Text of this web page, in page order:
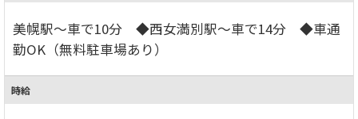
美幌駅～車で10分 ◆西女満別駅～車で14分 ◆車通
勤OK（無料駐車場あり）
時給